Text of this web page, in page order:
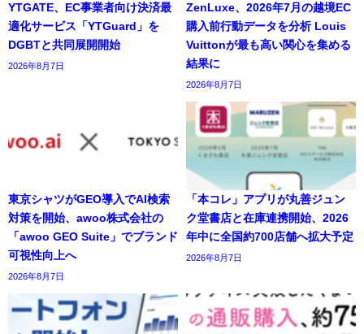
YTGATE、EC事業者向け決済最
適化サービス「YTGuard」を
DGBTと共同展開開始
2026年8月7日
ZenLuxe、2026年7月の越境EC
購入前行動データを分析 Louis
Vuittonが最も高い関心を集める
結果に
2026年8月7日
東京シャツがGEO導入でAI検索
対策を開始、awoo株式会社の
「awoo GEO Suite」でブランド
可視性向上へ
2026年8月7日
「本コレ」アプリが丸善ジュン
ク堂書店と在庫連携開始、2026
年中に全国約700店舗へ拡大予定
2026年8月7日